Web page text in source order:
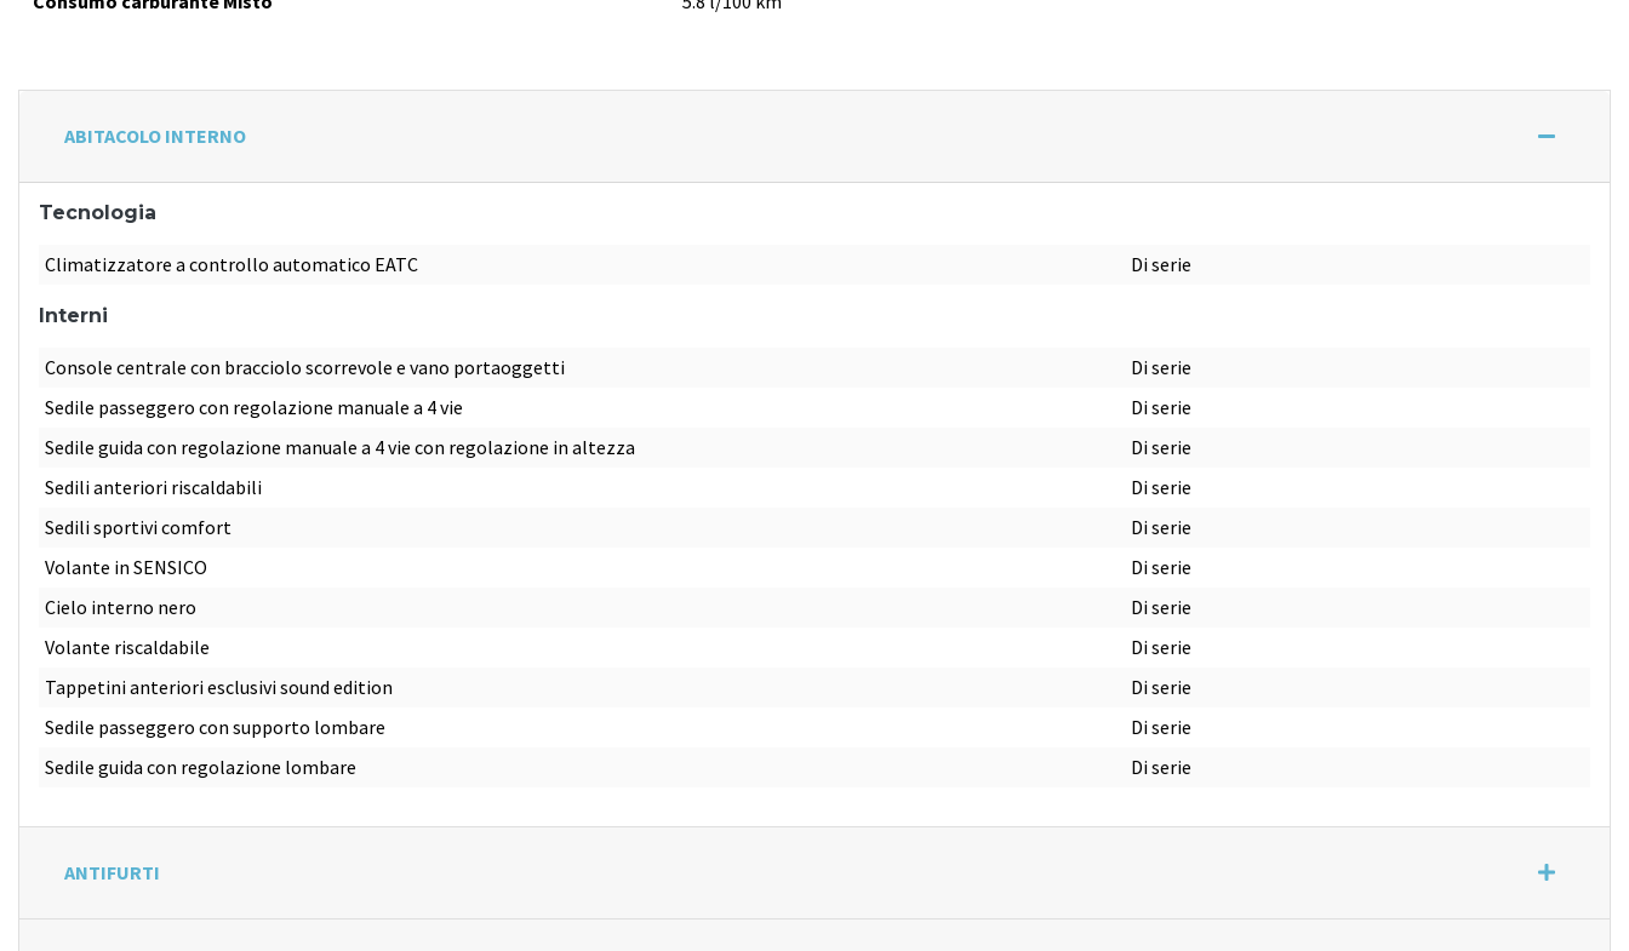
ABITACOLO INTERNO
Tecnologia
Climatizzatore a controllo automatico EATC Di serie
Interni
Console centrale con bracciolo scorrevole e vano portaoggetti
Di serie
Sedile passeggero con regolazione manuale a 4 vie
Di serie
Sedile guida con regolazione manuale a 4 vie con regolazione in altezza
Di serie
Sedili anteriori riscaldabili
Di serie
Sedili sportivi comfort
Di serie
Volante in SENSICO
Di serie
Cielo interno nero
Di serie
Volante riscaldabile
Di serie
Tappetini anteriori esclusivi sound edition
Di serie
Sedile passeggero con supporto lombare
Di serie
Sedile guida con regolazione lombare
Di serie
ANTIFURTI